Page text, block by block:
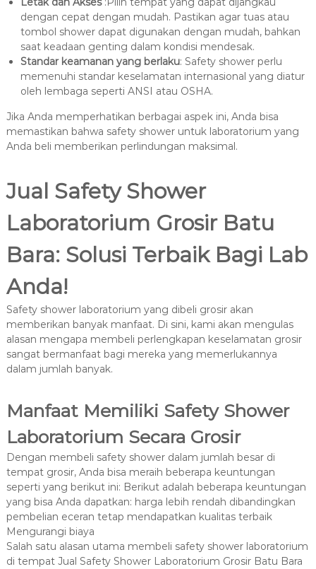
dengan cepat dengan mudah. Pastikan agar tuas atau
tombol shower dapat digunakan dengan mudah, bahkan
saat keadaan genting dalam kondisi mendesak.
Standar keamanan yang berlaku: Safety shower perlu
memenuhi standar keselamatan internasional yang diatur
oleh lembaga seperti ANSI atau OSHA.
Jika Anda memperhatikan berbagai aspek ini, Anda bisa
memastikan bahwa safety shower untuk laboratorium yang
Anda beli memberikan perlindungan maksimal.
Jual Safety Shower
Laboratorium Grosir Batu
Bara: Solusi Terbaik Bagi Lab
Anda!
Safety shower laboratorium yang dibeli grosir akan
memberikan banyak manfaat. Di sini, kami akan mengulas
alasan mengapa membeli perlengkapan keselamatan grosir
sangat bermanfaat bagi mereka yang memerlukannya
dalam jumlah banyak.
Manfaat Memiliki Safety Shower
Laboratorium Secara Grosir
Dengan membeli safety shower dalam jumlah besar di
tempat grosir, Anda bisa meraih beberapa keuntungan
seperti yang berikut ini: Berikut adalah beberapa keuntungan
yang bisa Anda dapatkan: harga lebih rendah dibandingkan
pembelian eceran tetap mendapatkan kualitas terbaik
Mengurangi biaya
Salah satu alasan utama membeli safety shower laboratorium
di tempat Jual Safety Shower Laboratorium Grosir Batu Bara